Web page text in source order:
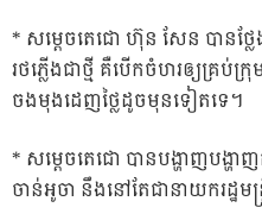
* សម្តេចតេជោ ហ៊ុន សែន បានថ្លែ
រថភ្លើងជាថ្មី គឺបើកចំហរឲ្យគ្រប់
ចងមុងដេញថ្លៃដូចមុនទៀតទេ។
* សម្តេចតេជោ បានបង្ហាញបង្ហា
ចាន់អូចា នឹងនៅតែជានាយករដ្ឋម